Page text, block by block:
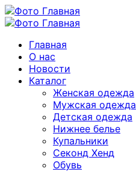
Главная
О нас
Новости
Каталог
Женская одежда
Мужская одежда
Детская одежда
Нижнее белье
Купальники
Секонд Хенд
Обувь